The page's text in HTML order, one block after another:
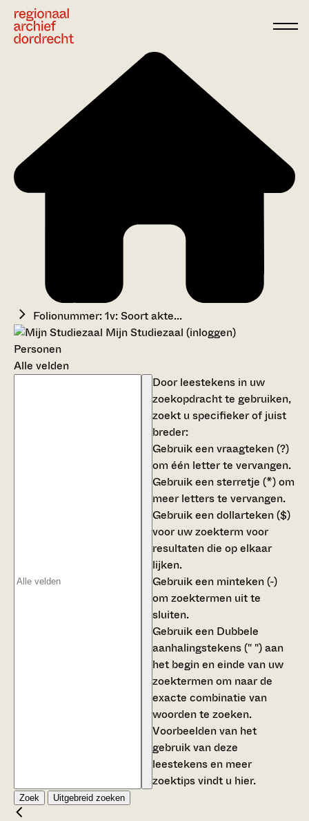
Folionummer: 1v: Soort akte...
Mijn Studiezaal (inloggen)
Personen
Alle velden
Door leestekens in uw
zoekopdracht te gebruiken,
zoekt u specifieker of juist
breder:
Gebruik eenvraagteken (?)
om één letter te vervangen.
Gebruik eensterretje (*)om
meer letters te vervangen.
Gebruik eendollarteken ($)
voor uw zoekterm voor
resultaten die op elkaar
lijken.
Gebruik een minteken (-)
om zoektermen uit te
sluiten.
Gebruik een Dubbele
aanhalingstekens (" ")aan
het begin en einde van uw
zoektermen om naar de
exacte combinatie van
woorden te zoeken.
Voorbeelden van het
gebruik van deze
leestekens en meer
zoektips vindt u hier.
Zoek Uitgebreid zoeken